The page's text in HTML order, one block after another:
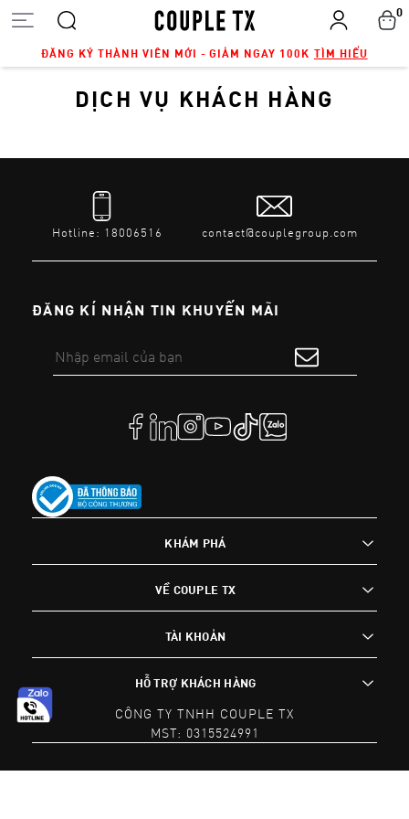
ĐĂNG KÝ THÀNH VIÊN MỚI - GIẢM NGAY 100K TÌM HIỂU
0
DỊCH VỤ KHÁCH HÀNG
Hotline: 18006516 contact@couplegroup.com
ĐĂNG KÍ NHẬN TIN KHUYẾN MÃI
KHÁM PHÁ
VỀ COUPLE TX
TÀI KHOẢN
HỖ TRỢ KHÁCH HÀNG
CÔNG TY TNHH COUPLE TX
MST: 0315524991